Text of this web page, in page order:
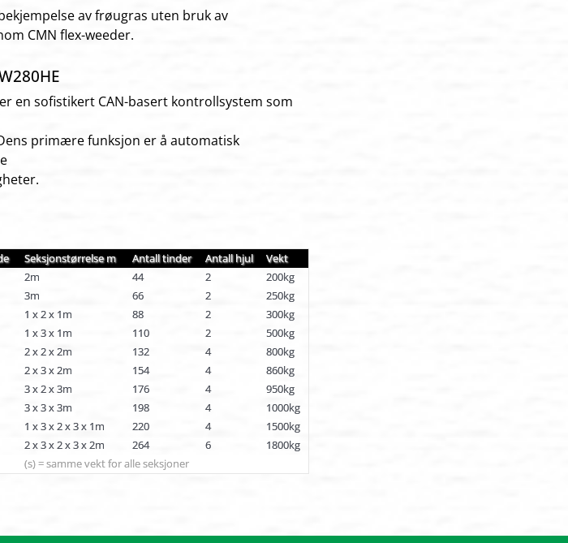
av frøugras uten bruk av
CMN flex-weeder.
en sofistikert CAN-basert kontrollsystem som
primære funksjon er å automatisk
Seksjonstørrelse m Antall tinder Antall hjul
Vekt
2m 44 2
200kg
3m 66 2
250kg
1 x 2 x 1m 88 2
300kg
1 x 3 x 1m 110 2
500kg
2 x 2 x 2m 132 4
800kg
2 x 3 x 2m 154 4
860kg
3 x 2 x 3m 176 4
950kg
3 x 3 x 3m 198 4
1000kg
1 x 3 x 2 x 3 x 1m 220 4
1500kg
2 x 3 x 2 x 3 x 2m 264 6
1800kg
(s) = samme vekt for alle seksjoner